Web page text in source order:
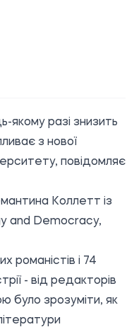
якому разі знизить
з нової
повідомляє
Коллетт із
and Democracy,
романістів і 74
- від редакторів
було зрозуміти, як